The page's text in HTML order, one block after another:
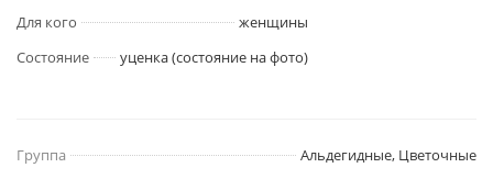
Для кого
женщины
Состояние
уценка (состояние на фото)
Группа
Альдегидные, Цветочные